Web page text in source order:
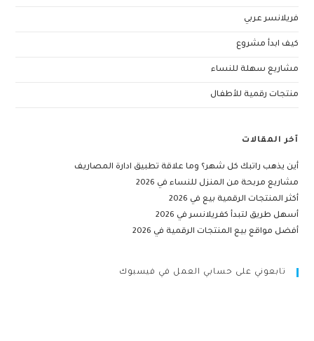
فريلانسر عربي
كيف ابدأ مشروع
مشاريع سهلة للنساء
منتجات رقمية للأطفال
آخر المقالات
أين يذهب راتبك كل شهر؟ وما علاقة تطبيق ادارة المصاريف
مشاريع مربحة من المنزل للنساء في 2026
أكثر المنتجات الرقمية بيع في 2026
أسهل طريق لتبدأ كفريلانسر في 2026
أفضل مواقع بيع المنتجات الرقمية في 2026
تابعوني على حسابي العمل في فيسبوك